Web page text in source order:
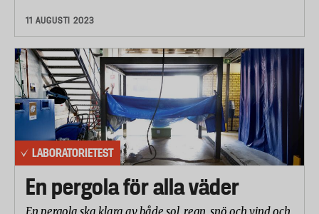
11 AUGUSTI 2023
LABORATORIETEST
En pergola för alla väder